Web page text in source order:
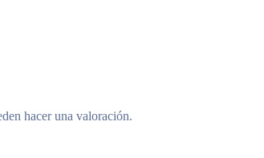
hacer una valoración.